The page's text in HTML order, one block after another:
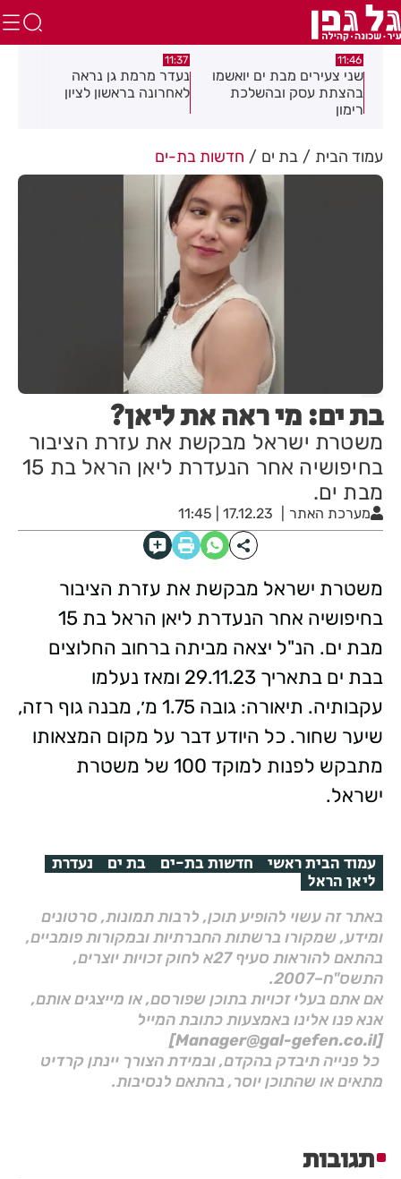
11:46
שני צעירים מבת ים יואשמו
בהצתת עסק ובהשלכת
רימון
11:37
נעדר מרמת גן נראה
לאחרונה בראשון לציון
עמוד הבית בת ים חדשות בת-ים
בת ים: מי ראה את ליאן?
משטרת ישראל מבקשת את עזרת הציבור
בחיפושיה אחר הנעדרת ליאן הראל בת 15
מבת ים.
מערכת האתר 17.12.23 | 11:45
משטרת ישראל מבקשת את עזרת הציבור
בחיפושיה אחר הנעדרת ליאן הראל בת 15
מבת ים. הנ"ל יצאה מביתה ברחוב החלוצים
בבת ים בתאריך 29.11.23 ומאז נעלמו
עקבותיה. תיאורה: גובה 1.75 מ׳, מבנה גוף רזה,
שיער שחור. כל היודע דבר על מקום המצאותו
מתבקש לפנות למוקד 100 של משטרת
ישראל.
עמוד הבית ראשי חדשות בת-ים בת ים נעדרת
ליאן הראל
באתר זה עשוי להופיע תוכן, לרבות תמונות, סרטונים
ומידע, שמקורו ברשתות החברתיות ובמקורות פומביים,
בהתאם להוראות סעיף 27א לחוק זכויות יוצרים,
התשס"ח–2007.
אם אתם בעלי זכויות בתוכן שפורסם, או מייצגים אותם,
אנא פנו אלינו באמצעות כתובת המייל
[Manager@gal-gefen.co.il]
כל פנייה תיבדק בהקדם, ובמידת הצורך יינתן קרדיט
מתאים או שהתוכן יוסר, בהתאם לנסיבות.
תגובות